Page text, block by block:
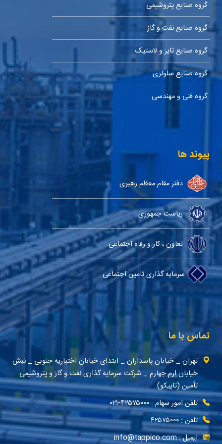
گروه صنایع پتروشیمی
گروه صنایع نفت و گاز
گروه صنایع تایر و لاستیک
گروه صنایع سلولزی
گروه فنی و مهندسی
پیوند ها
دفتر مقام معظم رهبری
ریاست جمهوری
تعاون ، کار و رفاه اجتماعی
سرمایه گذاری تامین اجتماعی
تماس با ما
تهران _ خیابان پاسداران _ ابتدای خیابان اختیاریه جنوبی _ نبش
خیابان ارم چهارم _ شرکت سرمایه گذاری نفت و گاز و پتروشیمی
تأمین (تاپیکو)
تلفن امور سهام : ۴۲۵۷۵۰۰۰-۰۲۱
تلفن : ۴۲۵۷۵۰۰۰
ایمیل : info@tappico.com